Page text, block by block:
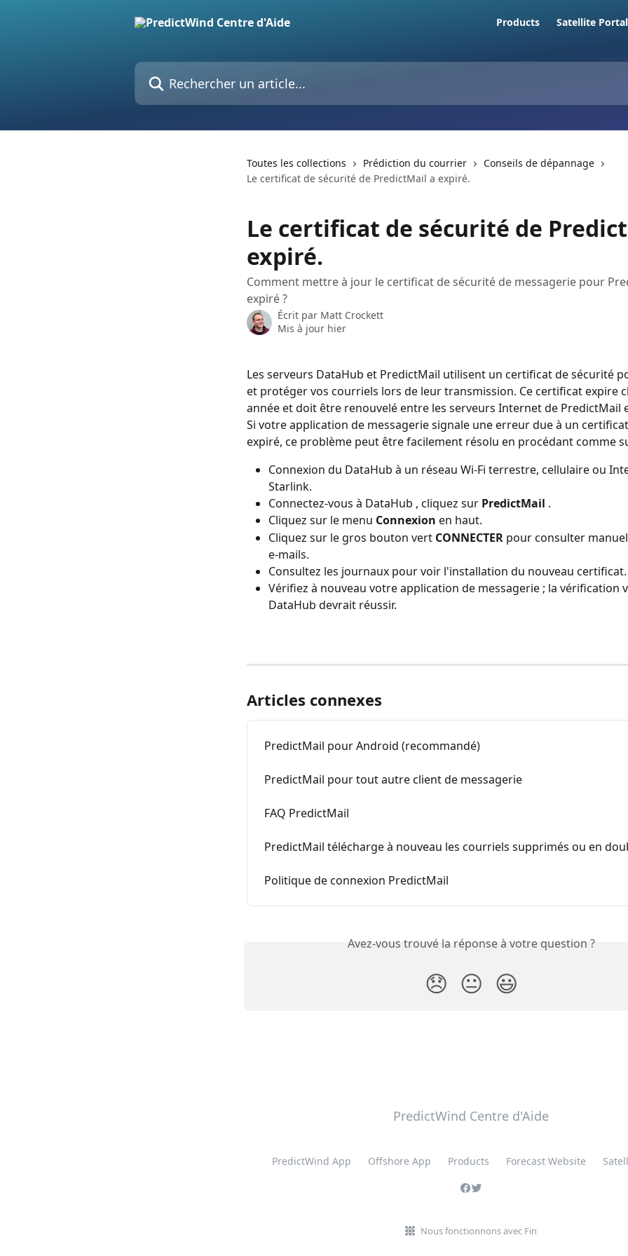
Products Satellite Portal
Rechercher un article...
Toutes les collections Prédiction du courrier
Conseils de dépannage
Le certificat de sécurité de PredictMail a expiré.
Le certificat de sécurité de
expiré.
Comment mettre à jour le certificat de sécurité de messagerie pour
expiré ?
Écrit par Matt Crockett
Mis à jour hier
Les serveurs DataHub et PredictMail utilisent un certificat de sécurité
et protéger vos courriels lors de leur transmission. Ce certificat expire
année et doit être renouvelé entre les serveurs Internet de PredictMail
Si votre application de messagerie signale une erreur due à un
expiré, ce problème peut être facilement résolu en procédant comme
Connexion du DataHub à un réseau Wi-Fi terrestre, cellulaire ou
Starlink.
Connectez-vous à DataHub , cliquez sur PredictMail .
Cliquez sur le menu Connexion en haut.
Cliquez sur le gros bouton vert CONNECTER pour consulter
e-mails.
Consultez les journaux pour voir l'installation du nouveau certificat.
Vérifiez à nouveau votre application de messagerie ; la vérification
DataHub devrait réussir.
Articles connexes
PredictMail pour Android (recommandé)
PredictMail pour tout autre client de messagerie
FAQ PredictMail
PredictMail télécharge à nouveau les courriels supprimés ou en
Politique de connexion PredictMail
Avez-vous trouvé la réponse à votre question ?
😞 😐 😃
PredictWind Centre d'Aide
PredictWind App Offshore App Products Forecast Website
Nous fonctionnons avec Fin